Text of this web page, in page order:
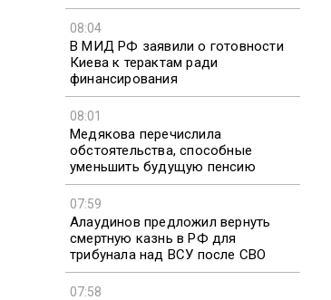
08:04
В МИД РФ заявили о готовности
Киева к терактам ради
финансирования
08:01
Медякова перечислила
обстоятельства, способные
уменьшить будущую пенсию
07:59
Алаудинов предложил вернуть
смертную казнь в РФ для
трибунала над ВСУ после СВО
07:58